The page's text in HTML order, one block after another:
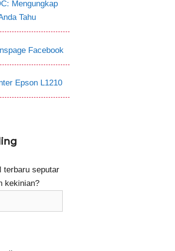
Mengungkap
Tahu
Facebook
Epson L1210
terbaru seputar
kekinian?